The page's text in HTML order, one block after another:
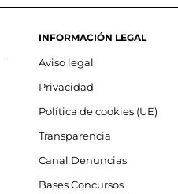
INFORMACIÓN LEGAL
Aviso legal
Privacidad
Política de cookies (UE)
Transparencia
Canal Denuncias
Bases Concursos